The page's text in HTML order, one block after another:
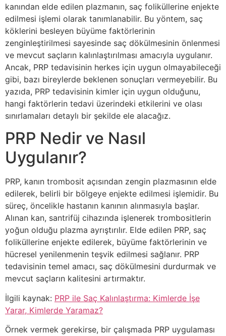
kanından elde edilen plazmanın, saç foliküllerine enjekte
edilmesi işlemi olarak tanımlanabilir. Bu yöntem, saç
köklerini besleyen büyüme faktörlerinin
zenginleştirilmesi sayesinde saç dökülmesinin önlenmesi
ve mevcut saçların kalınlaştırılması amacıyla uygulanır.
Ancak, PRP tedavisinin herkes için uygun olmayabileceği
gibi, bazı bireylerde beklenen sonuçları vermeyebilir. Bu
yazıda, PRP tedavisinin kimler için uygun olduğunu,
hangi faktörlerin tedavi üzerindeki etkilerini ve olası
sınırlamaları detaylı bir şekilde ele alacağız.
PRP Nedir ve Nasıl
Uygulanır?
PRP, kanın trombosit açısından zengin plazmasının elde
edilerek, belirli bir bölgeye enjekte edilmesi işlemidir. Bu
süreç, öncelikle hastanın kanının alınmasıyla başlar.
Alınan kan, santrifüj cihazında işlenerek trombositlerin
yoğun olduğu plazma ayrıştırılır. Elde edilen PRP, saç
foliküllerine enjekte edilerek, büyüme faktörlerinin ve
hücresel yenilenmenin teşvik edilmesi sağlanır. PRP
tedavisinin temel amacı, saç dökülmesini durdurmak ve
mevcut saçların kalitesini artırmaktır.
İlgili kaynak: PRP ile Saç Kalınlaştırma: Kimlerde İşe
Yarar, Kimlerde Yaramaz?
Örnek vermek gerekirse, bir çalışmada PRP uygulaması